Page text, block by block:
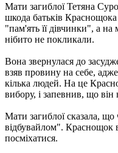
Мати загиблої Тетяна
шкода батьків
"пам'ять її дівчинки", а на
нібито не покликали.
Вона звернулася до
взяв провину на себе,
кілька людей. На це
вибору, і запевнив, що
Мати загиблої сказала,
відбувайлом". Краснощок
посміхатися.